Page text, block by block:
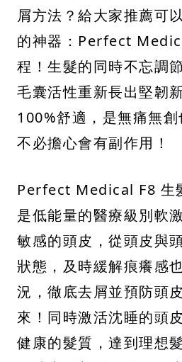
屑方法？給大家推薦可
的神器：Perfect
程！生髮的同時不忘調
毛囊活性重新長出堅韌
100%舒適，是無痛無創
不必擔心會有副作用！
Perfect Medical F8 生
是低能量的醫療級別軟
敏感的頭皮，從頭皮與
狀態，及時緩解痕癢感
況，徹底去屑並預防頭
來！同時激活沈睡的頭
健康的髮質，達到理想